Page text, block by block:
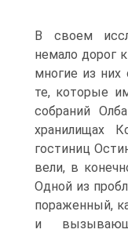
В своем
немало дорог
многие из них
те, которые
собраний
хранилищах
гостиниц
вели, в
Одной из
пораженный,
и